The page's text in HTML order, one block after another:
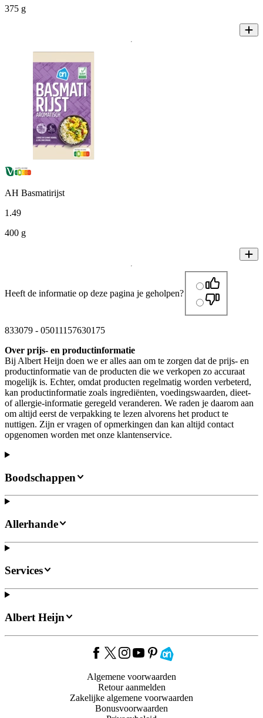
375 g
AH Basmatirijst
1 .49
400 g
Heeft de informatie op deze pagina je geholpen?
833079 - 05011157630175
Over prijs- en productinformatie
Bij Albert Heijn doen we er alles aan om te zorgen dat de prijs- en
productinformatie van de producten die we verkopen zo accuraat
mogelijk is. Echter, omdat producten regelmatig worden verbeterd,
kan productinformatie zoals ingrediënten, voedingswaarden, dieet-
of allergie-informatie geregeld veranderen. We raden je daarom aan
om altijd eerst de verpakking te lezen alvorens het product te
nuttigen. Zijn er vragen of opmerkingen dan kan altijd contact
opgenomen worden met onze klantenservice.
Boodschappen
Allerhande
Services
Albert Heijn
Algemene voorwaarden
Retour aanmelden
Zakelijke algemene voorwaarden
Bonusvoorwaarden